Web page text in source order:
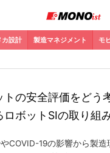
カ設計 製造マネジメント モ
トの安全評価をどう
ロボットSIの取り組
COVID-19の影響から製